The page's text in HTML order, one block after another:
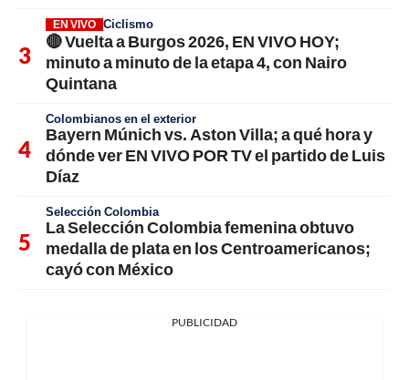
EN VIVO Ciclismo
🔴 Vuelta a Burgos 2026, EN VIVO HOY;
minuto a minuto de la etapa 4, con Nairo
Quintana
Colombianos en el exterior
Bayern Múnich vs. Aston Villa; a qué hora y
dónde ver EN VIVO POR TV el partido de Luis
Díaz
Selección Colombia
La Selección Colombia femenina obtuvo
medalla de plata en los Centroamericanos;
cayó con México
PUBLICIDAD